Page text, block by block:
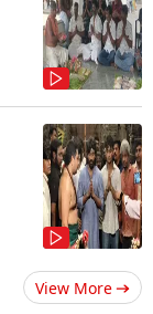
View More